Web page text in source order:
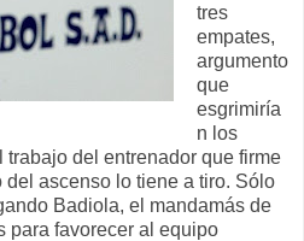
tres
empates,
argumento
que
esgrimiría
n los
trabajo del entrenador que firme
ascenso lo tiene a tiro. Sólo
Badiola, el mandamás de
para favorecer al equipo